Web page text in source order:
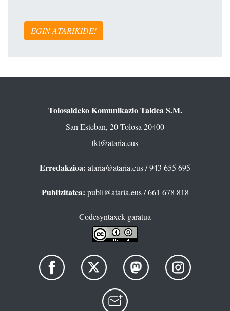
EGIN ATARIKIDE!
Tolosaldeko Komunikazio Taldea S.M.
San Esteban, 20 Tolosa 20400
tkt@ataria.eus
Erredakzioa: ataria@ataria.eus/ 943 655 695
Publizitatea: publi@ataria.eus/ 661 678 818
Codesyntaxek garatua